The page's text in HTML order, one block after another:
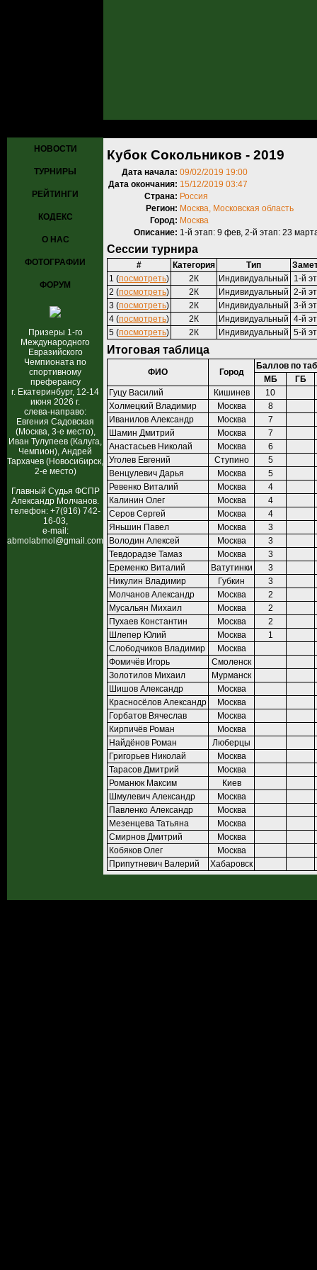
НОВОСТИ
ТУРНИРЫ
РЕЙТИНГИ
КОДЕКС
О НАС
ФОТОГРАФИИ
ФОРУМ
Призеры 1-го
Международного
Евразийского
Чемпионата по
спортивному
преферансу
г. Екатеринбург, 12-14
июня 2026 г.
слева-направо:
Евгения Садовская
(Москва, 3-е место),
Иван Тулупеев (Калуга,
Чемпион), Андрей
Тархачев (Новосибирск,
2-е место)
Главный Судья ФСПР
Александр Молчанов.
телефон: +7(916) 742-
16-03,
e-mail:
abmolabmol@gmail.com
Кубок Сокольников - 2019
Дата начала: 09/02/2019 19:00
Дата окончания: 15/12/2019 03:47
Страна: Россия
Регион: Москва, Московская область
Город: Москва
Описание: 1-й этап: 9 фев, 2-й этап: 23
Сессии турнира
# Категория Тип
1 (посмотреть) 2К Индивидуальный
1-й
2 (посмотреть) 2К Индивидуальный 2-й
3 (посмотреть) 2К Индивидуальный 3-й
4 (посмотреть) 2К Индивидуальный 4-й
5 (посмотреть) 2К Индивидуальный 5-й
Итоговая таблица
ФИО Город
Баллов по
МБ
ГБ
Гуцу Василий
Кишинев
10
Холмецкий Владимир
Москва
8
Иванилов Александр
Москва
7
Шамин Дмитрий
Москва
7
Анастасьев Николай
Москва
6
Уголев Евгений
Ступино
5
Венцулевич Дарья
Москва
5
Ревенко Виталий
Москва
4
Калинин Олег
Москва
4
Серов Сергей
Москва
4
Яньшин Павел
Москва
3
Володин Алексей
Москва
3
Тевдорадзе Тамаз
Москва
3
Еременко Виталий
Ватутинки
3
Никулин Владимир
Губкин
3
Молчанов Александр
Москва
2
Мусальян Михаил
Москва
2
Пухаев Константин
Москва
2
Шлепер Юлий
Москва
1
Слободчиков Владимир
Москва
Фомичёв Игорь
Смоленск
Золотилов Михаил
Мурманск
Шишов Александр
Москва
Красносёлов Александр
Москва
Горбатов Вячеслав
Москва
Кирпичёв Роман
Москва
Найдёнов Роман
Люберцы
Григорьев Николай
Москва
Тарасов Дмитрий
Москва
Романюк Максим
Киев
Шмулевич Александр
Москва
Павленко Александр
Москва
Мезенцева Татьяна
Москва
Смирнов Дмитрий
Москва
Кобяков Олег
Москва
Припутневич Валерий
Хабаровск